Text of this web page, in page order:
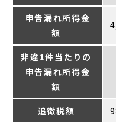
申告漏れ所得金
額
非違1件当たりの
申告漏れ所得金
額
追徴税額